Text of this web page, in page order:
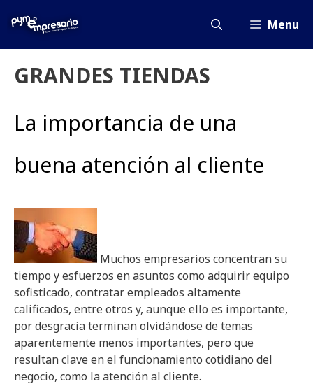
Menu
GRANDES TIENDAS
La importancia de una
buena atención al cliente
Muchos empresarios concentran su
tiempo y esfuerzos en asuntos como adquirir equipo
sofisticado, contratar empleados altamente
calificados, entre otros y, aunque ello es importante,
por desgracia terminan olvidándose de temas
aparentemente menos importantes, pero que
resultan clave en el funcionamiento cotidiano del
negocio, como la atención al cliente.